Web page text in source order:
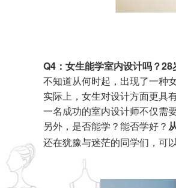
Q4：女生能学室内设计吗？
不知道从何时起，出现了一种
实际上，女生对设计方面更具
一名成功的室内设计师不仅需
另外，是否能学？能否学好？
还在犹豫与迷茫的同学们，可